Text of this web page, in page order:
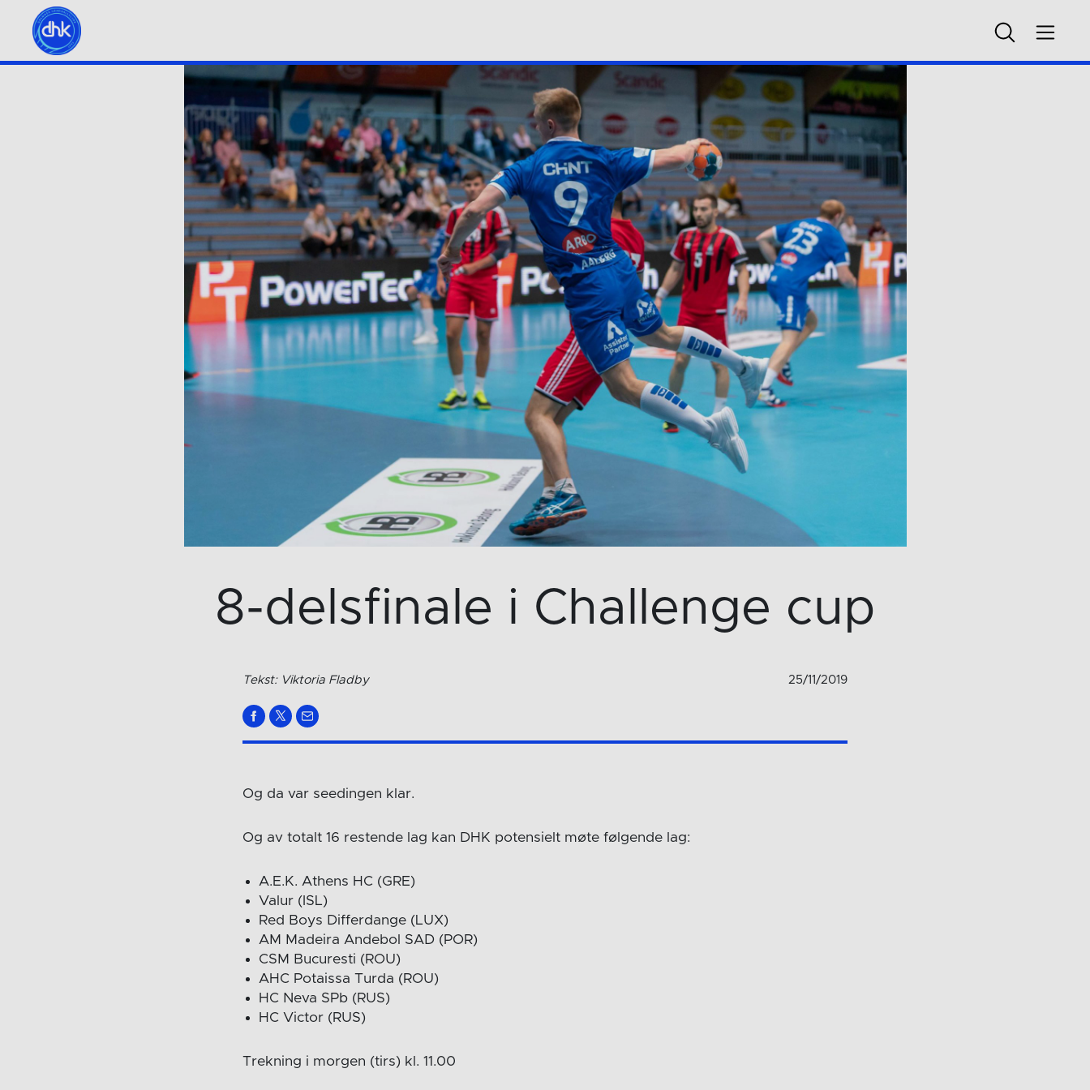
8-delsfinale i Challenge cup
Tekst: Viktoria Fladby 25/11/2019
Og da var seedingen klar.
Og av totalt 16 restende lag kan DHK potensielt møte følgende lag:
A.E.K. Athens HC (GRE)
Valur (ISL)
Red Boys Differdange (LUX)
AM Madeira Andebol SAD (POR)
CSM Bucuresti (ROU)
AHC Potaissa Turda (ROU)
HC Neva SPb (RUS)
HC Victor (RUS)
Trekning i morgen (tirs) kl. 11.00